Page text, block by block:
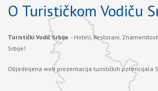
O Turističkom Vodiču
Turistički Vodič Srbije - Hoteli, Restorani,
Srbije!
Objedinjena web prezentacija turističkih potencijala